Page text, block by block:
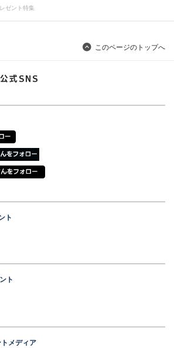
ゼント特集
このページのトップへ
ト
ト
メディア